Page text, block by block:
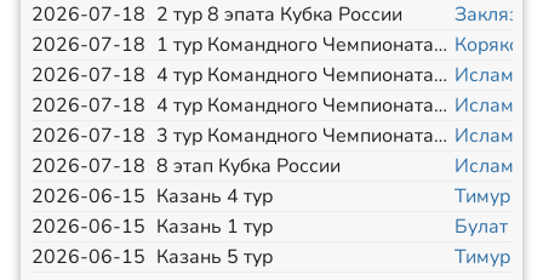
2026-07-18 2 тур 8 эпата Кубка России
2026-07-18
1 тур Командного Чемпионата РФ Коряков
2026-07-18
4 тур Командного Чемпионата РФ Исламов
2026-07-18
4 тур Командного Чемпионата РФ Исламов
2026-07-18
3 тур Командного Чемпионата РФ Исламов
2026-07-18 8 этап Кубка России
Исламов
2026-06-15 Казань 4 тур Тимур
2026-06-15 Казань 1 тур Булат
2026-06-15 Казань 5 тур Тимур